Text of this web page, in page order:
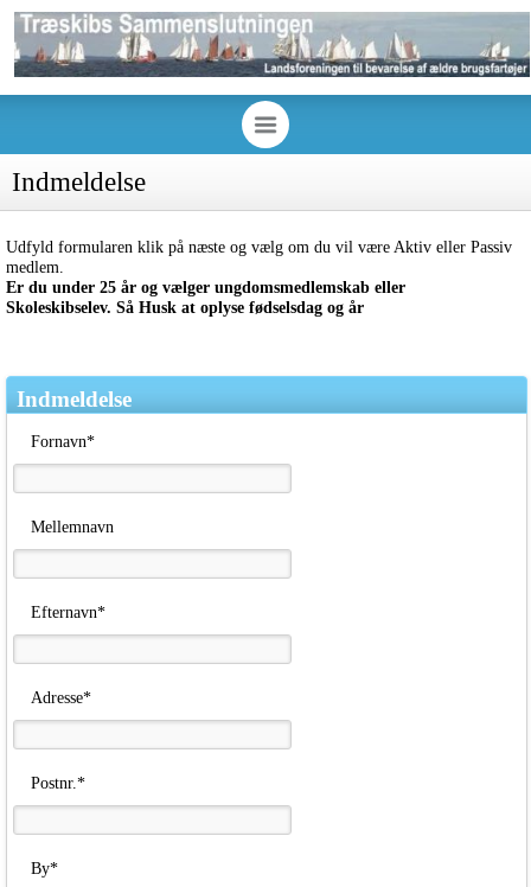
Indmeldelse
Udfyld formularen klik på næste og vælg om du vil være Aktiv eller Passiv
medlem.
Er du under 25 år og vælger ungdomsmedlemskab eller
Skoleskibselev. Så Husk at oplyse fødselsdag og år
Indmeldelse
Fornavn*
Mellemnavn
Efternavn*
Adresse*
Postnr.*
By*